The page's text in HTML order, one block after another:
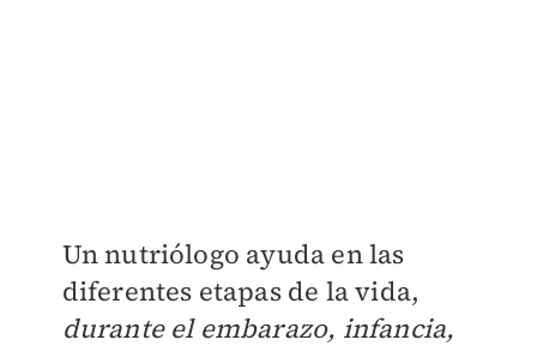
Un nutriólogo ayuda en las
diferentes etapas de la vida,
durante el embarazo, infancia,